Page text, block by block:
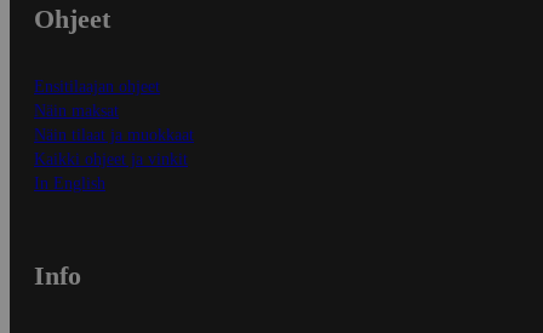
Ohjeet
Ensitilaajan ohjeet
Näin maksat
Näin tilaat ja muokkaat
Kaikki ohjeet ja vinkit
In English
Info